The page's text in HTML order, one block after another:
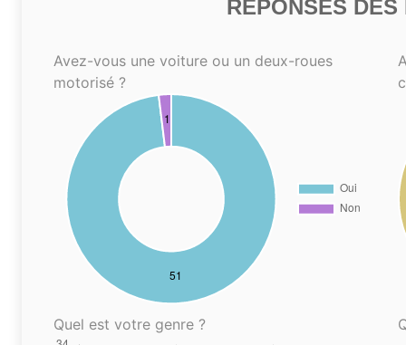
RÉPONSES
Avez-vous une voiture ou un deux-roues
motorisé ?
Quel est votre genre ?